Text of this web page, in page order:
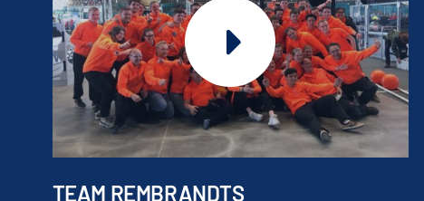
TEAM REMBRANDTS